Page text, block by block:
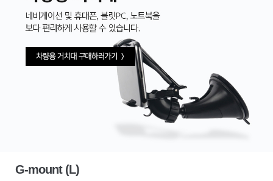
G-mount (L)